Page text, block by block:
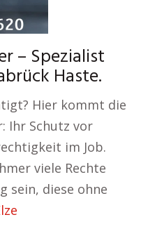
– Spezialist
Haste.
Hier kommt die
Ihr Schutz vor
im Job.
viele Rechte
sein, diese ohne